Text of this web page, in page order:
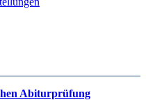
Abiturprüfung